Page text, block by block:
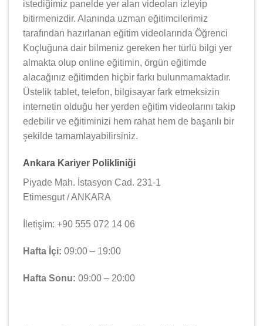
istediğimiz panelde yer alan videoları izleyip
bitirmenizdir. Alanında uzman eğitimcilerimiz
tarafından hazırlanan eğitim videolarında Öğrenci
Koçluğuna dair bilmeniz gereken her türlü bilgi yer
almakta olup online eğitimin, örgün eğitimde
alacağınız eğitimden hiçbir farkı bulunmamaktadır.
Üstelik tablet, telefon, bilgisayar fark etmeksizin
internetin olduğu her yerden eğitim videolarını takip
edebilir ve eğitiminizi hem rahat hem de başarılı bir
şekilde tamamlayabilirsiniz.
Ankara Kariyer Polikliniği
Piyade Mah. İstasyon Cad. 231-1
Etimesgut / ANKARA
İletişim: +90 555 072 14 06
Hafta İçi: 09:00 – 19:00
Hafta Sonu: 09:00 – 20:00